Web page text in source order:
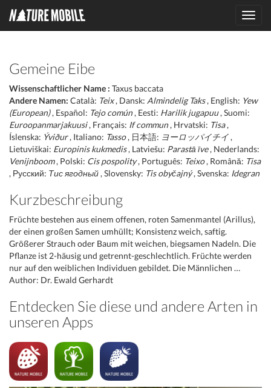
Gemeine Eibe
Wissenschaftlicher Name : Taxus baccata
Andere Namen: Català: Teix, Dansk: Almindelig Taks, English: Yew
(European), Español: Tejo común, Eesti: Harilik jugapuu, Suomi:
Euroopanmarjakuusi, Français: If commun, Hrvatski: Tisa,
Íslenska: Ýviður, Italiano: Tasso, 日本語: ヨーロッパイチイ ,
Lietuviškai: Europinis kukmedis, Latviešu: Parastā īve, Nederlands:
Venijnboom, Polski: Cis pospolity, Português: Teixo, Română: Tisa
, Русский: Тис ягодный , Slovensky: Tis obyčajný, Svenska: Idegran
Kurzbeschreibung
Früchte bestehen aus einem offenen, roten Samenmantel (Arillus),
der einen großen Samen umhüllt; Konsistenz weich, saftig.
Größerer Strauch oder Baum mit weichen, biegsamen Nadeln. Die
Pflanze ist 2-häusig und getrennt-geschlechtlich. Früchte werden
nur auf den weiblichen Individuen gebildet. Die Männlichen …
Author: Dr. Ewald Gerhardt
Entdecken Sie diese und andere Arten in
unseren Apps